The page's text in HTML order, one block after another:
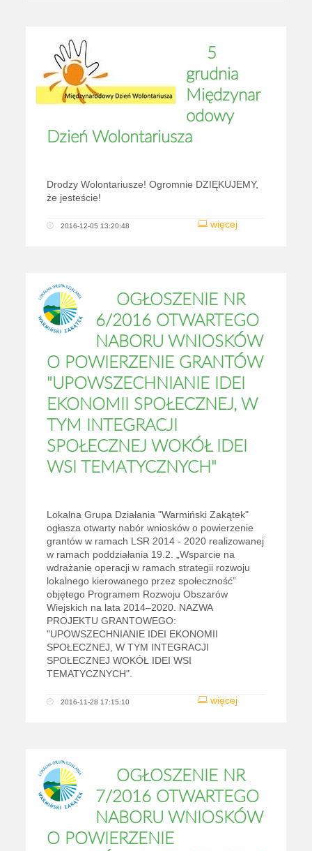
5
grudnia
Międzynar
odowy
Dzień Wolontariusza
Drodzy Wolontariusze! Ogromnie DZIĘKUJEMY,
że jesteście!
więcej
2016-12-05 13:20:48
OGŁOSZENIE NR
6/2016 OTWARTEGO
NABORU WNIOSKÓW
O POWIERZENIE GRANTÓW
"UPOWSZECHNIANIE IDEI
EKONOMII SPOŁECZNEJ, W
TYM INTEGRACJI
SPOŁECZNEJ WOKÓŁ IDEI
WSI TEMATYCZNYCH"
Lokalna Grupa Działania "Warmiński Zakątek"
ogłasza otwarty nabór wniosków o powierzenie
grantów w ramach LSR 2014 - 2020 realizowanej
w ramach poddziałania 19.2. „Wsparcie na
wdrażanie operacji w ramach strategii rozwoju
lokalnego kierowanego przez społeczność”
objętego Programem Rozwoju Obszarów
Wiejskich na lata 2014–2020. NAZWA
PROJEKTU GRANTOWEGO:
"UPOWSZECHNIANIE IDEI EKONOMII
SPOŁECZNEJ, W TYM INTEGRACJI
SPOŁECZNEJ WOKÓŁ IDEI WSI
TEMATYCZNYCH".
więcej
2016-11-28 17:15:10
OGŁOSZENIE NR
7/2016 OTWARTEGO
NABORU WNIOSKÓW
O POWIERZENIE